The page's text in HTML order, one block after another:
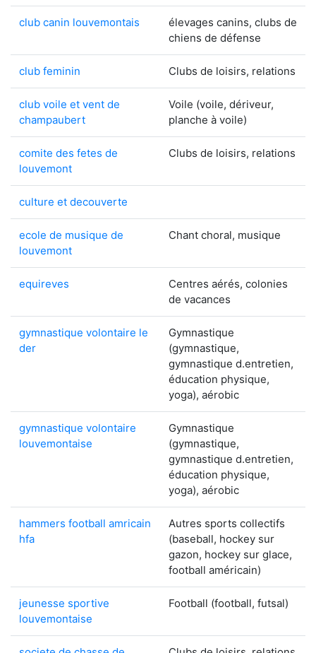
club canin louvemontais
élevages canins, clubs de
chiens de défense
club feminin Clubs de loisirs, relations
club voile et vent de
champaubert
Voile (voile, dériveur,
planche à voile)
comite des fetes de
louvemont
Clubs de loisirs, relations
culture et decouverte
ecole de musique de
louvemont
Chant choral, musique
equireves
Centres aérés, colonies
de vacances
gymnastique volontaire le
der
Gymnastique
(gymnastique,
gymnastique d.entretien,
éducation physique,
yoga), aérobic
gymnastique volontaire
louvemontaise
Gymnastique
(gymnastique,
gymnastique d.entretien,
éducation physique,
yoga), aérobic
hammers football amricain
hfa
Autres sports collectifs
(baseball, hockey sur
gazon, hockey sur glace,
football américain)
jeunesse sportive
louvemontaise
Football (football, futsal)